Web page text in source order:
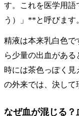
す。これを医学用語
う）」**と呼びます
精液は本来乳白色で
ら少量の出血がある
時には茶色っぽく
の外来では、決して
なぜ血が混じる？